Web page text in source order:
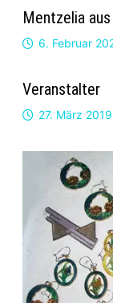
Mentzelia
6. Februar
Veranstalter
27. März 2019